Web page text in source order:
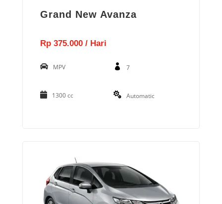
Grand New Avanza
Rp 375.000 / Hari
MPV 7
1300 cc Automatic